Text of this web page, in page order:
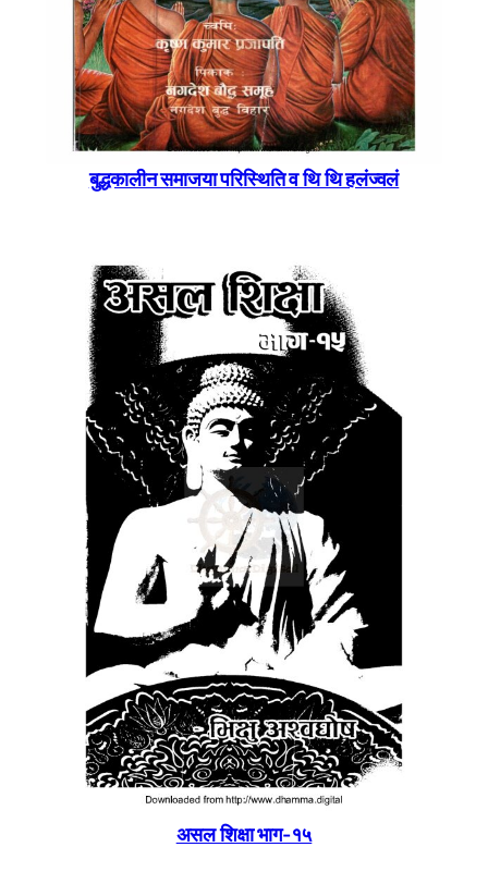
बुद्धकालीन समाजया परिस्थिति व थि थि हलंज्वलं
असल शिक्षा भाग-१५